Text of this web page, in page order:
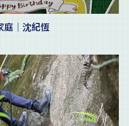
庭｜沈紀恆